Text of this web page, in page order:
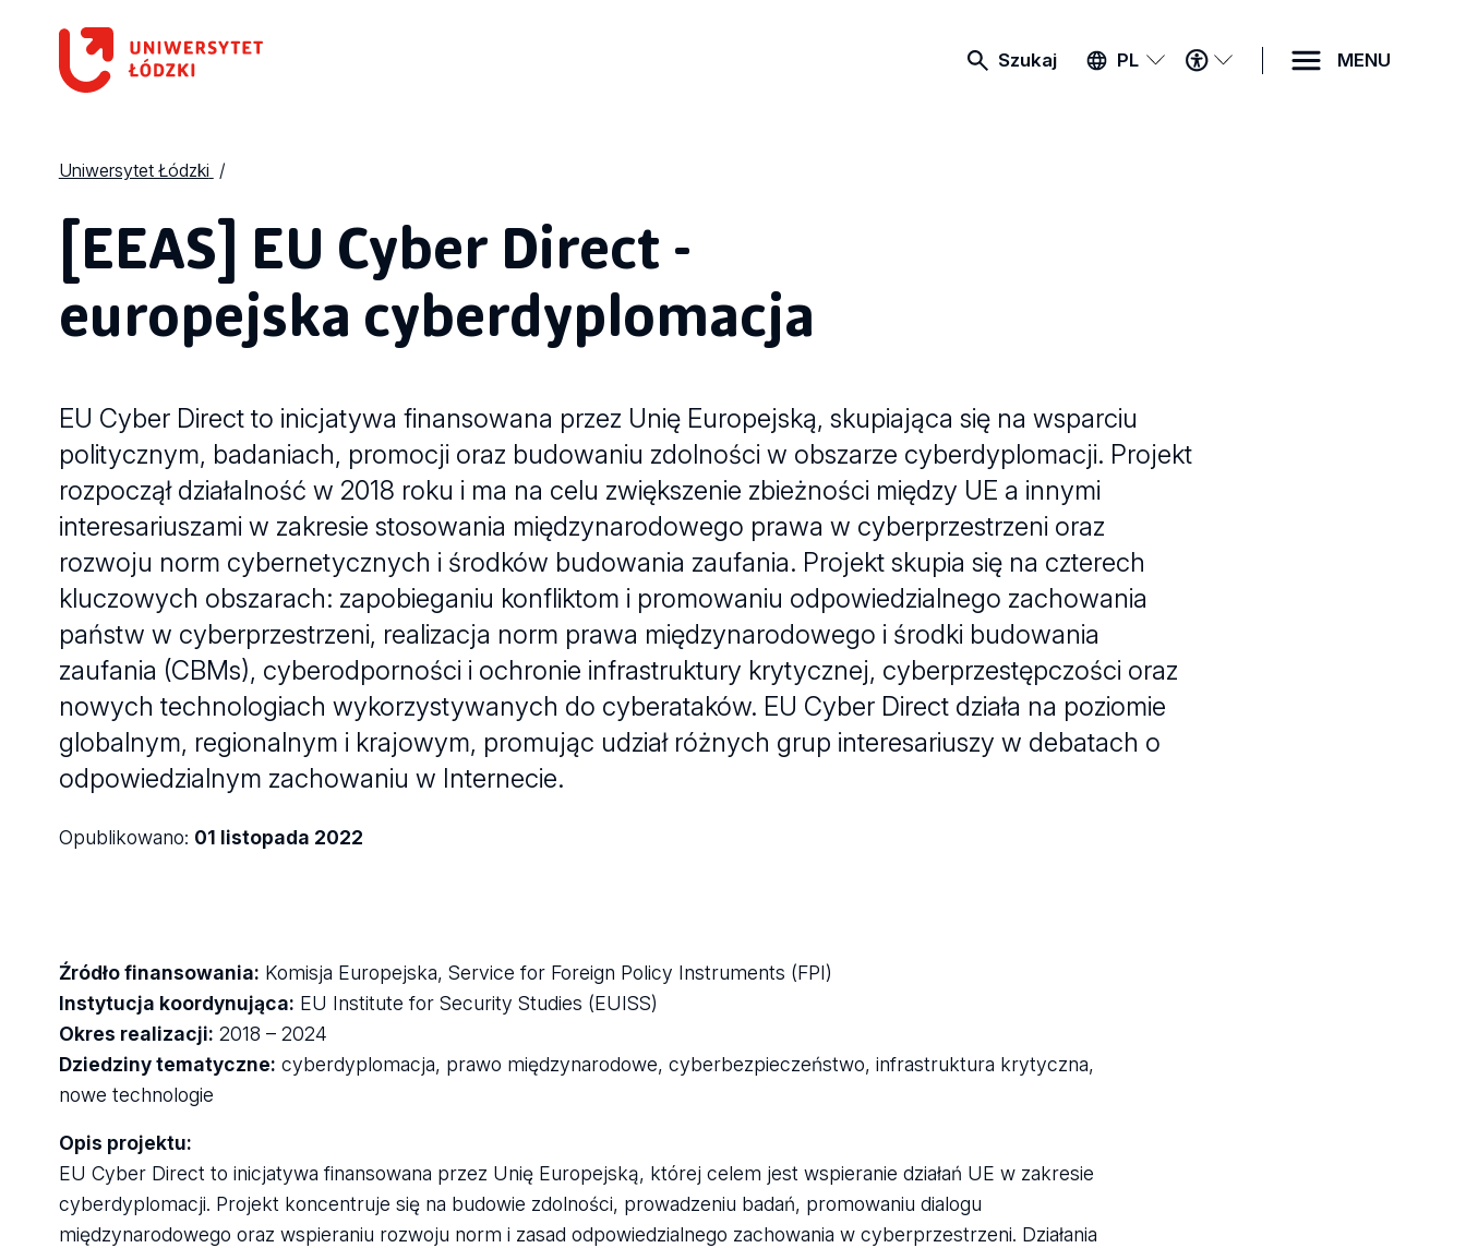
Szukaj PL
MENU
DOSTĘPNOŚCI
MENU
Uniwersytet Łódzki
[EEAS] EU Cyber Direct -
europejska cyberdyplomacja
EU Cyber Direct to inicjatywa finansowana przez Unię Europejską, skupiająca się na wsparciu
politycznym, badaniach, promocji oraz budowaniu zdolności w obszarze cyberdyplomacji. Projekt
rozpoczął działalność w 2018 roku i ma na celu zwiększenie zbieżności między UE a innymi
interesariuszami w zakresie stosowania międzynarodowego prawa w cyberprzestrzeni oraz
rozwoju norm cybernetycznych i środków budowania zaufania. Projekt skupia się na czterech
kluczowych obszarach: zapobieganiu konfliktom i promowaniu odpowiedzialnego zachowania
państw w cyberprzestrzeni, realizacja norm prawa międzynarodowego i środki budowania
zaufania (CBMs), cyberodporności i ochronie infrastruktury krytycznej, cyberprzestępczości oraz
nowych technologiach wykorzystywanych do cyberataków. EU Cyber Direct działa na poziomie
globalnym, regionalnym i krajowym, promując udział różnych grup interesariuszy w debatach o
odpowiedzialnym zachowaniu w Internecie.
Opublikowano: 01 listopada 2022
Źródło finansowania: Komisja Europejska, Service for Foreign Policy Instruments (FPI)
Instytucja koordynująca: EU Institute for Security Studies (EUISS)
Okres realizacji: 2018 – 2024
Dziedziny tematyczne: cyberdyplomacja, prawo międzynarodowe, cyberbezpieczeństwo, infrastruktura krytyczna,
nowe technologie
Opis projektu:
EU Cyber Direct to inicjatywa finansowana przez Unię Europejską, której celem jest wspieranie działań UE w zakresie
cyberdyplomacji. Projekt koncentruje się na budowie zdolności, prowadzeniu badań, promowaniu dialogu
międzynarodowego oraz wspieraniu rozwoju norm i zasad odpowiedzialnego zachowania w cyberprzestrzeni. Działania